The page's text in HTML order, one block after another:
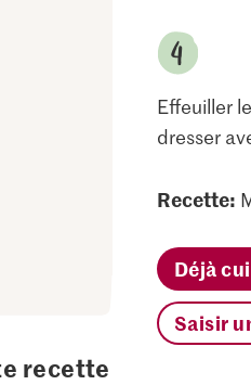
recette
Effeuiller
dresser
Recette:
Déjà
Saisir